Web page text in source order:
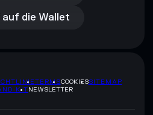
die Wallet
TERMSCOOKIESSITEMAP
KITNEWSLETTER